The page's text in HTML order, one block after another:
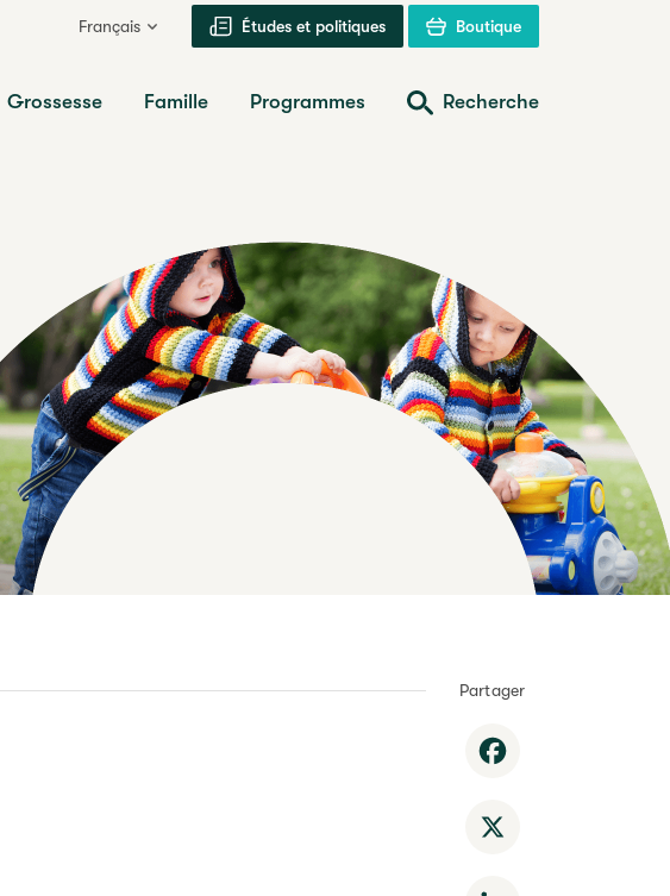
Français Études et politiques Boutique
Grossesse Famille Programmes Recherche
Partager
Facebook